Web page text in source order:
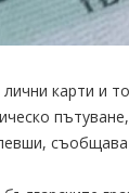
карти и